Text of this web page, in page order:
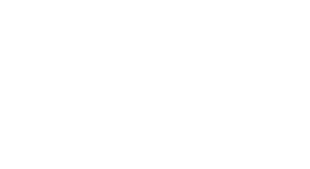
Ihrer Wohnung, bei mehreren Wohnungen mit
können einen Personalausweis bei der
Die zuständige Auslandsvertretung bestimmt